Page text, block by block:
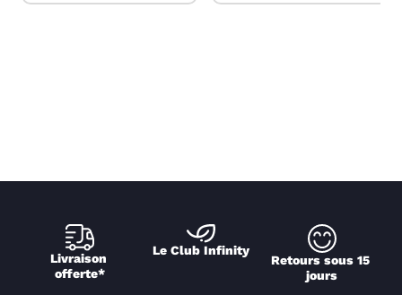
Livraison
offerte*
Le Club Infinity
Retours sous 15
jours